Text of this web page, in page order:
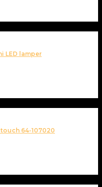
LED lamper
64-107020